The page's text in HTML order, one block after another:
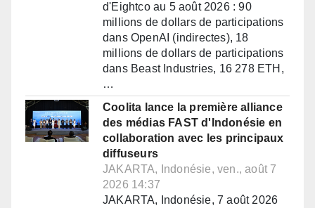
d'Eightco au 5 août 2026 : 90
millions de dollars de participations
dans OpenAI (indirectes), 18
millions de dollars de participations
dans Beast Industries, 16 278 ETH,
…
Coolita lance la première alliance
des médias FAST d'Indonésie en
collaboration avec les principaux
diffuseurs
JAKARTA, Indonésie, ven., août 7
2026 14:37
JAKARTA, Indonésie, 7 août 2026